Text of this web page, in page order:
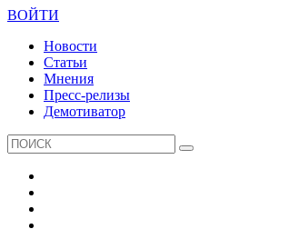
ВОЙТИ
Новости
Статьи
Мнения
Пресс-релизы
Демотиватор